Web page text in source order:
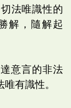
法唯識性的
解，隨解起
意言的非法
有識性。